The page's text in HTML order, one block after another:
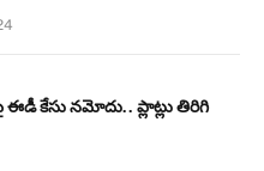
కేసు నమోదు.. ప్లాట్లు తిరిగి